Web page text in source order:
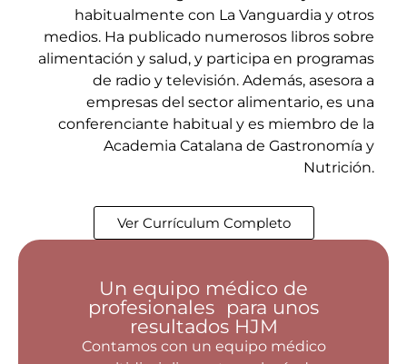
habitualmente con La Vanguardia y otros
medios. Ha publicado numerosos libros sobre
alimentación y salud, y participa en programas
de radio y televisión. Además, asesora a
empresas del sector alimentario, es una
conferenciante habitual y es miembro de la
Academia Catalana de Gastronomía y
Nutrición.
Ver Currículum Completo
Un equipo médico de
profesionales para unos
resultados HJM
Contamos con un equipo médico